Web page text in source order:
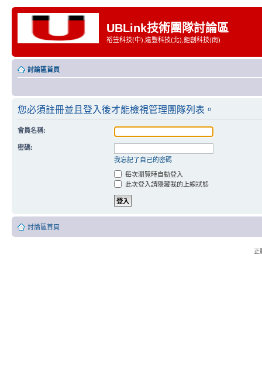
UBLink技術團隊討論區
裕笠科技(中),遠豐科技(北),鉅創科技(南)
討論區首頁
您必須註冊並且登入後才能檢視管理團隊列表。
會員名稱:
密碼:
我忘記了自己的密碼
每次瀏覽時自動登入
此次登入請隱藏我的上線狀態
討論區首頁
正